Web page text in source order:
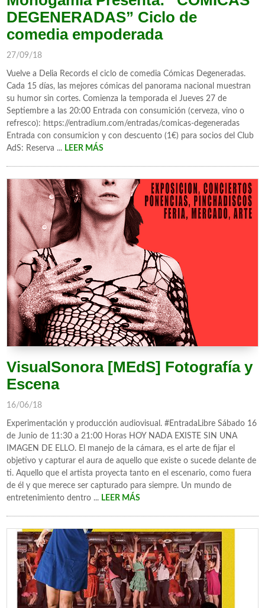
DEGENERADAS” Ciclo de
comedia empoderada
27/09/18
Vuelve a Delia Records el ciclo de comedia Cómicas Degeneradas.
Cada 15 días, las mejores cómicas del panorama nacional muestran
su humor sin cortes. Comienza la temporada el Jueves 27 de
Septiembre a las 20:00 Entrada con consumición (cerveza, vino o
refresco): https://entradium.com/entradas/comicas-degeneradas
Entrada con consumicion y con descuento (1€) para socios del Club
AdS: Reserva ... LEER MÁS
VisualSonora [MEdS] Fotografía y
Escena
16/06/18
Experimentación y producción audiovisual. #EntradaLibre Sábado 16
de Junio de 11:30 a 21:00 Horas HOY NADA EXISTE SIN UNA
IMAGEN DE ELLO. El manejo de la cámara, es el arte de fijar el
objetivo y capturar el aura de aquello que existe o sucede delante de
ti. Aquello que el artista proyecta tanto en el escenario, como fuera
de él y que merece ser capturado para siempre. Un mundo de
entretenimiento dentro ... LEER MÁS